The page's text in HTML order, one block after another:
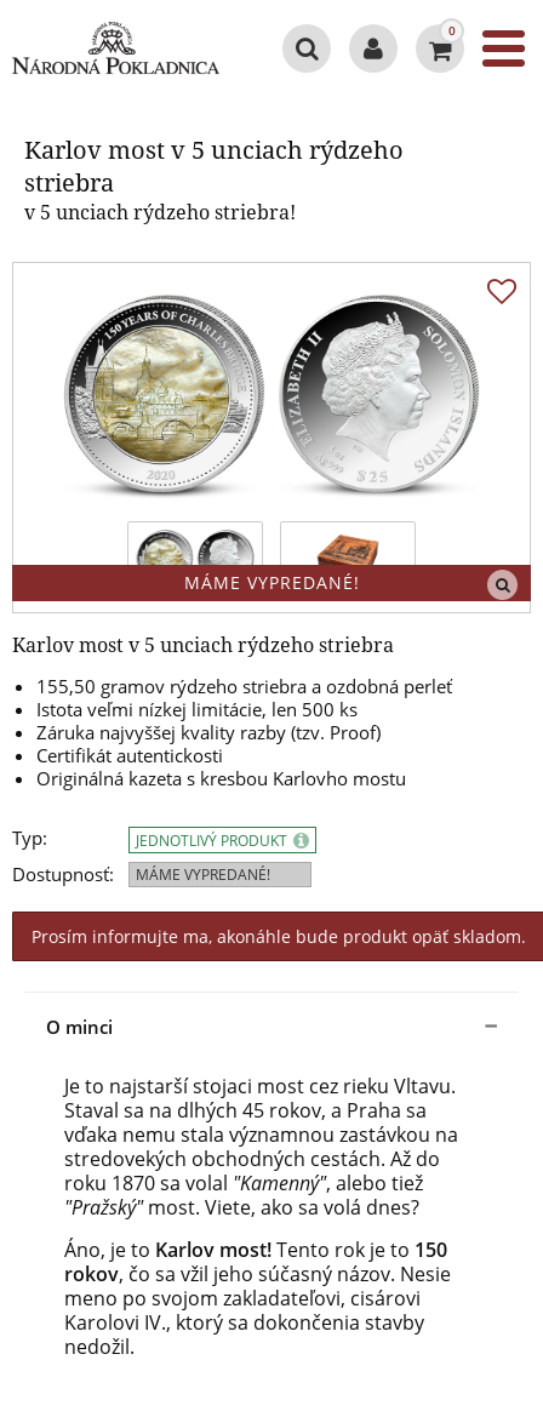
0
Karlov most v 5 unciach rýdzeho
striebra
v 5 unciach rýdzeho striebra!
MÁME VYPREDANÉ!
Karlov most v 5 unciach rýdzeho striebra
155,50 gramov rýdzeho striebra a ozdobná perleť
Istota veľmi nízkej limitácie, len 500 ks
Záruka najvyššej kvality razby (tzv. Proof)
Certifikát autentickosti
Originálná kazeta s kresbou Karlovho mostu
Typ:
Dostupnosť:
JEDNOTLIVÝ PRODUKT
MÁME VYPREDANÉ!
Prosím informujte ma, akonáhle bude produkt opäť skladom.
O minci
Je to najstarší stojaci most cez rieku Vltavu.
Staval sa na dlhých 45 rokov, a Praha sa
vďaka nemu stala významnou zastávkou na
stredovekých obchodných cestách. Až do
roku 1870 sa volal "Kamenný", alebo tiež
"Pražský"most. Viete, ako sa volá dnes?
Áno, je to Karlov most!Tento rok je to 150
rokov, čo sa vžil jeho súčasný názov. Nesie
meno po svojom zakladateľovi, cisárovi
Karolovi IV., ktorý sa dokončenia stavby
nedožil.
Karlov most v 5 unciach rýdzeho